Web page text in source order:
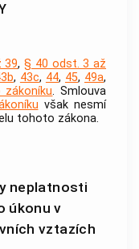
39,§ 40 odst. 3 až
, 43c, 44, 45, 49a,
zákoníku. Smlouva
však nesmí
tohoto zákona.
neplatnosti
úkonu v
vztazích